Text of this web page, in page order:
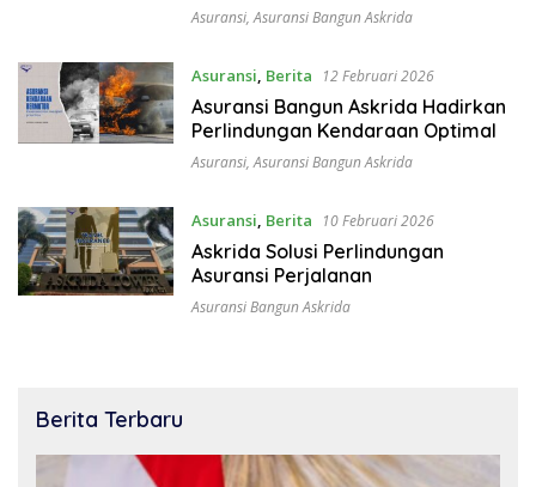
Asuransi,Asuransi Bangun Askrida
Asuransi, Berita 12 Februari 2026
Asuransi Bangun Askrida Hadirkan
Perlindungan Kendaraan Optimal
Asuransi,Asuransi Bangun Askrida
Asuransi, Berita 10 Februari 2026
Askrida Solusi Perlindungan
Asuransi Perjalanan
Asuransi Bangun Askrida
Berita Terbaru